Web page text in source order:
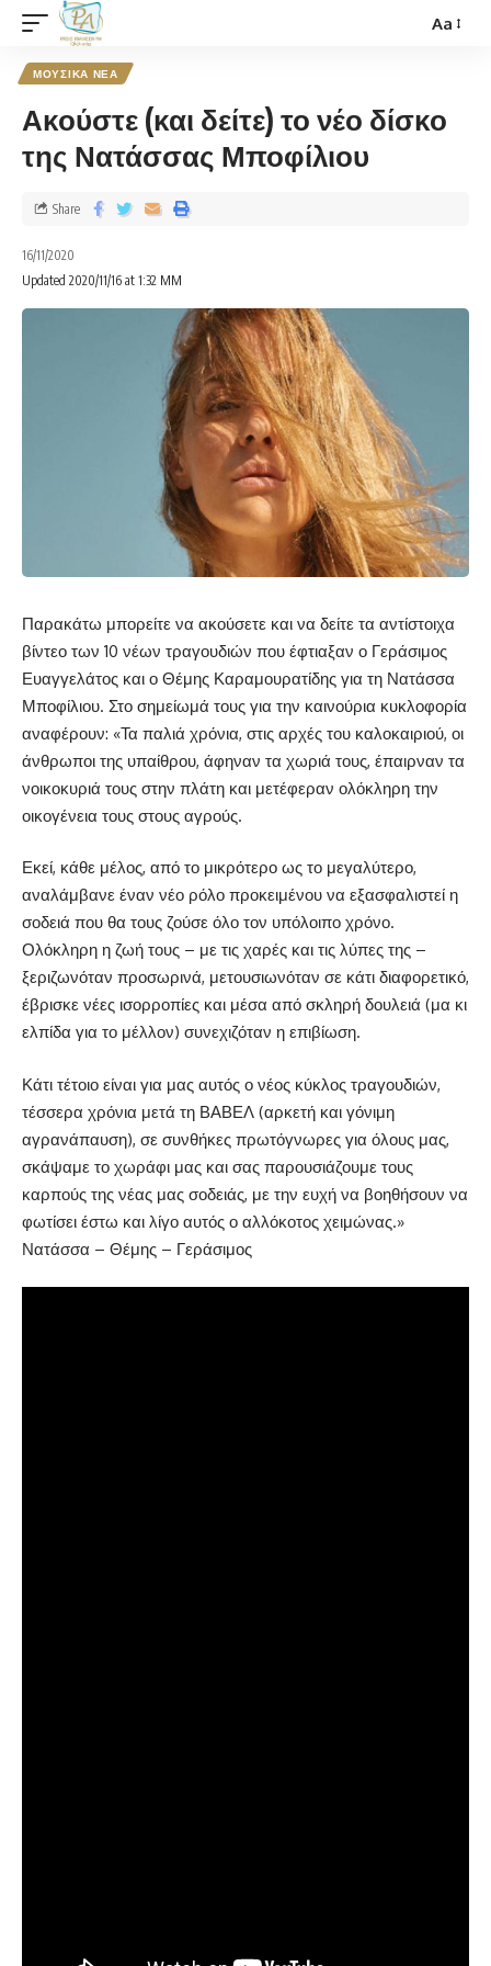
Aa
ΜΟΥΣΙΚΑ ΝΕΑ
Ακούστε (και δείτε) το νέο δίσκο
της Νατάσσας Μποφίλιου
16/11/2020
Updated 2020/11/16 at 1:32 ΜΜ
Share
Παρακάτω μπορείτε να ακούσετε και να δείτε τα αντίστοιχα
βίντεο των 10 νέων τραγουδιών που έφτιαξαν ο Γεράσιμος
Ευαγγελάτος και ο Θέμης Καραμουρατίδης για τη Νατάσσα
Μποφίλιου. Στο σημείωμά τους για την καινούρια κυκλοφορία
αναφέρουν: «Τα παλιά χρόνια, στις αρχές του καλοκαιριού, οι
άνθρωποι της υπαίθρου, άφηναν τα χωριά τους, έπαιρναν τα
νοικοκυριά τους στην πλάτη και μετέφεραν ολόκληρη την
οικογένεια τους στους αγρούς.
Εκεί, κάθε μέλος, από το μικρότερο ως το μεγαλύτερο,
αναλάμβανε έναν νέο ρόλο προκειμένου να εξασφαλιστεί η
σοδειά που θα τους ζούσε όλο τον υπόλοιπο χρόνο.
Ολόκληρη η ζωή τους – με τις χαρές και τις λύπες της –
ξεριζωνόταν προσωρινά, μετουσιωνόταν σε κάτι διαφορετικό,
έβρισκε νέες ισορροπίες και μέσα από σκληρή δουλειά (μα κι
ελπίδα για το μέλλον) συνεχιζόταν η επιβίωση.
Κάτι τέτοιο είναι για μας αυτός ο νέος κύκλος τραγουδιών,
τέσσερα χρόνια μετά τη ΒΑΒΕΛ (αρκετή και γόνιμη
αγρανάπαυση), σε συνθήκες πρωτόγνωρες για όλους μας,
σκάψαμε το χωράφι μας και σας παρουσιάζουμε τους
καρπούς της νέας μας σοδειάς, με την ευχή να βοηθήσουν να
φωτίσει έστω και λίγο αυτός ο αλλόκοτος χειμώνας.»
Νατάσσα – Θέμης – Γεράσιμος